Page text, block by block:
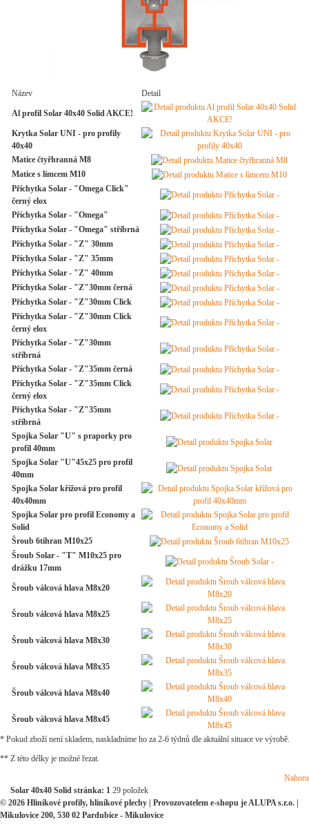
Název Detail
Al profil Solar 40x40 Solid AKCE!
Krytka Solar UNI - pro profily
40x40
Matice čtyřhranná M8
Matice s límcem M10
Příchytka Solar - "Omega Click"
černý elox
Příchytka Solar - "Omega"
Příchytka Solar - "Omega" stříbrná
Příchytka Solar - "Z" 30mm
Příchytka Solar - "Z" 35mm
Příchytka Solar - "Z" 40mm
Příchytka Solar - "Z"30mm černá
Příchytka Solar - "Z"30mm Click
Příchytka Solar - "Z"30mm Click
černý elox
Příchytka Solar - "Z"30mm
stříbrná
Příchytka Solar - "Z"35mm černá
Příchytka Solar - "Z"35mm Click
černý elox
Příchytka Solar - "Z"35mm
stříbrná
Spojka Solar "U" s praporky pro
profil 40mm
Spojka Solar "U"45x25 pro profil
40mm
Spojka Solar křížová pro profil
40x40mm
Spojka Solar pro profil Economy a
Solid
Šroub 6tihran M10x25
Šroub Solar - "T" M10x25 pro
drážku 17mm
Šroub válcová hlava M8x20
Šroub válcová hlava M8x25
Šroub válcová hlava M8x30
Šroub válcová hlava M8x35
Šroub válcová hlava M8x40
Šroub válcová hlava M8x45
* Pokud zboží není skladem, naskladníme ho za 2-6 týdnů dle aktuální situace ve výrobě.
** Z této délky je možné řezat.
Nahoru
Solar 40x40 Solid stránka: 1 29 položek
© 2026 Hliníkové profily, hliníkové plechy | Provozovatelem e-shopu je ALUPA s.r.o. |
Mikulovice 200, 530 02 Pardubice - Mikulovice